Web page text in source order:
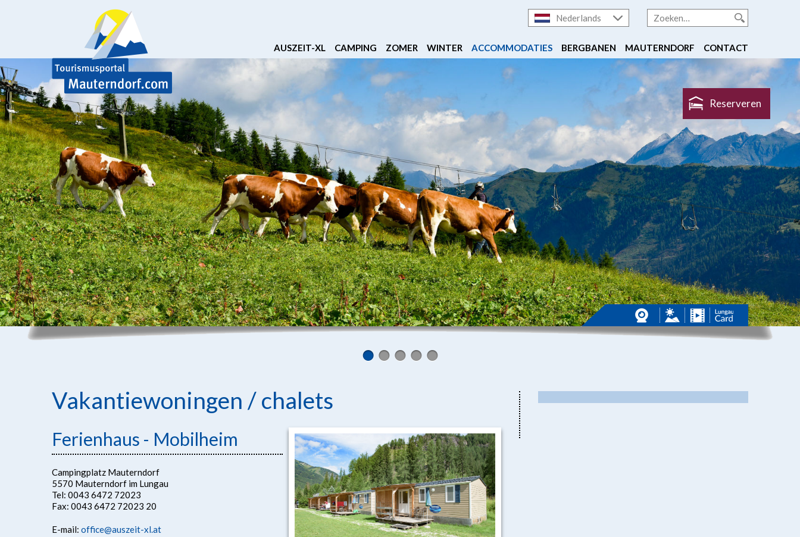
Nederlands
AUSZEIT-XL CAMPING ZOMER WINTER ACCOMMODATIES BERGBANEN MAUTERNDORF CONTACT
Reserveren
Vakantiewoningen / chalets
Ferienhaus - Mobilheim
Campingplatz Mauterndorf
5570 Mauterndorf im Lungau
Tel: 0043 6472 72023
Fax: 0043 6472 72023 20
E-mail: office@auszeit-xl.at